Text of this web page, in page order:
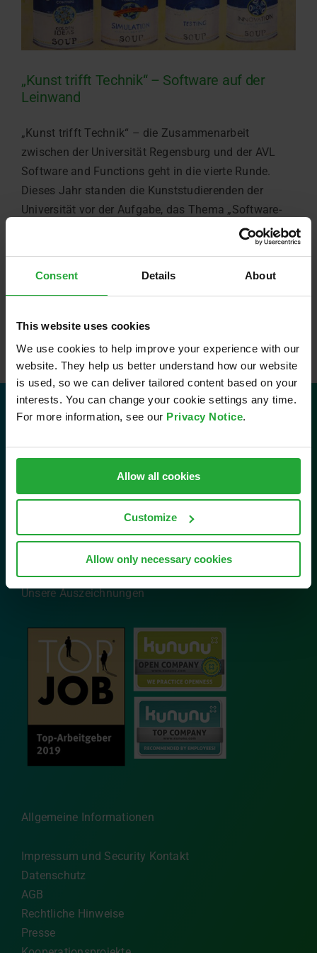
Consent Details About
This website uses cookies
We use cookies to help improve your experience with our
website. They help us better understand how our website
is used, so we can deliver tailored content based on your
interests. You can change your cookie settings any time.
For more information, see our Privacy Notice.
Allow all cookies
Customize
Allow only necessary cookies
„Kunst trifft Technik“ – Software auf der
Leinwand
„Kunst trifft Technik“ – die Zusammenarbeit
zwischen der Universität Regensburg und der AVL
Software and Functions geht in die vierte Runde.
Dieses Jahr standen die Kunststudierenden der
Universität vor der Aufgabe, das Thema „Software-
und Funktionsentwicklung“ malerisch umzusetzen.
Weiterlesen
Kontakt
AVL Software and Functions GmbH
Im Gewerbepark B29
93059 Regensburg
Email:info.sfr@avl.com
Unsere Auszeichnungen
Allgemeine Informationen
Impressum und Security Kontakt
Datenschutz
AGB
Rechtliche Hinweise
Presse